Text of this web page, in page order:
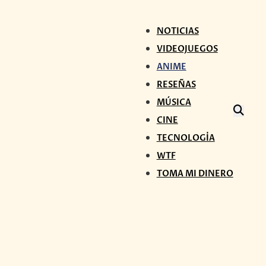
NOTICIAS
VIDEOJUEGOS
ANIME
RESEÑAS
MÚSICA
CINE
TECNOLOGÍA
WTF
TOMA MI DINERO